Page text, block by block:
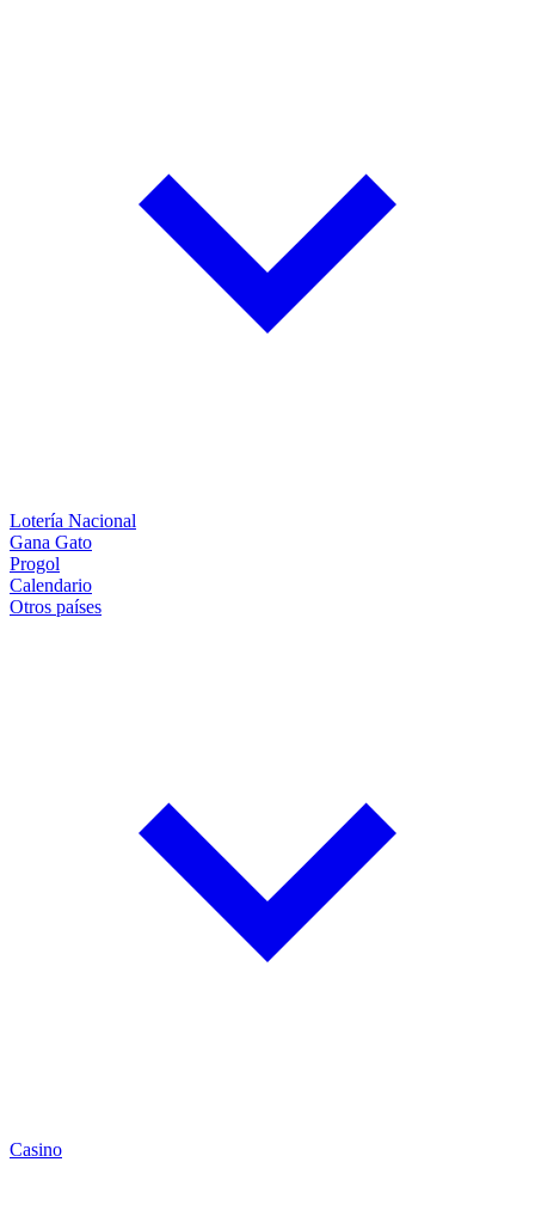
Lotería Nacional
Gana Gato
Progol
Calendario
Otros países
Casino